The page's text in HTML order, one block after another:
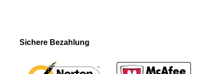
Sichere Bezahlung